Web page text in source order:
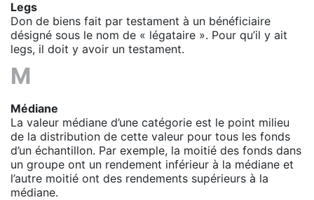
Legs
Don de biens fait par testament à un bénéficiaire
désigné sous le nom de « légataire ». Pour qu’il y ait
legs, il doit y avoir un testament.
M
Médiane
La valeur médiane d’une catégorie est le point milieu
de la distribution de cette valeur pour tous les fonds
d’un échantillon. Par exemple, la moitié des fonds dans
un groupe ont un rendement inférieur à la médiane et
l’autre moitié ont des rendements supérieurs à la
médiane.